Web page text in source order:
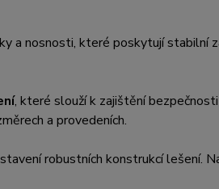
a nosnosti, které poskytují stabilní
, které slouží k zajištění
a provedeních.
robustních konstrukcí lešení.